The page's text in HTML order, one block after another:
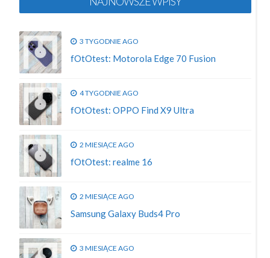
3 TYGODNIE AGO
fOtOtest: Motorola Edge 70 Fusion
4 TYGODNIE AGO
fOtOtest: OPPO Find X9 Ultra
2 MIESIĄCE AGO
fOtOtest: realme 16
2 MIESIĄCE AGO
Samsung Galaxy Buds4 Pro
3 MIESIĄCE AGO